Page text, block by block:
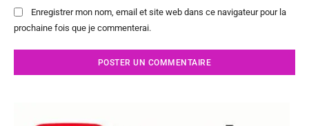
Enregistrer mon nom, email et site web dans ce navigateur pour la
prochaine fois que je commenterai.